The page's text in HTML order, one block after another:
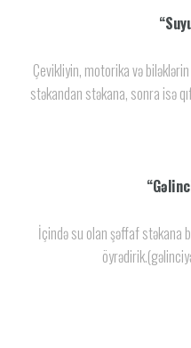
Çevikliyin, motorika və
stəkandan stəkana, sonra isə
İçində su olan şəffaf stəkana